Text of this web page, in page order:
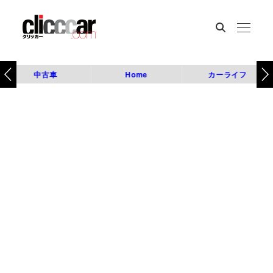
中古車 Home カーライフ